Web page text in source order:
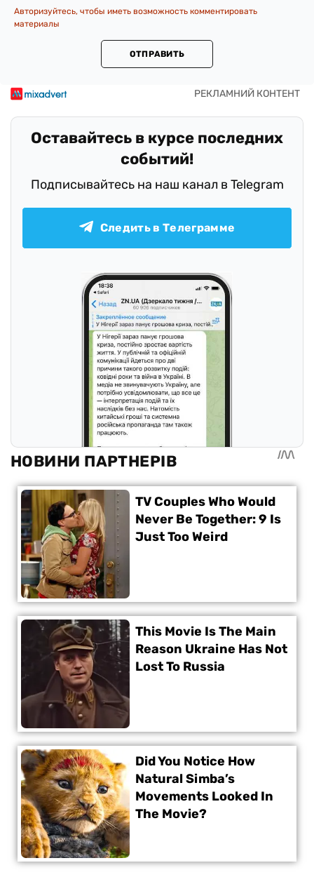
Авторизуйтесь, чтобы иметь возможность комментировать
материалы
ОТПРАВИТЬ
Оставайтесь в курсе последних
событий!
Подписывайтесь на наш канал в Telegram
Следить в Телеграмме